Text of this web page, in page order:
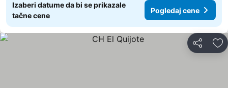
Izaberi datume da bi se prikazale
tačne cene
Pogledaj cene
Deli